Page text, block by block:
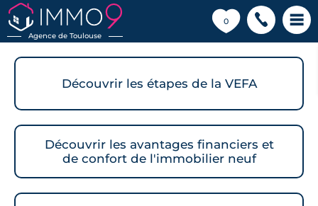
Agence de Toulouse
0
💗
Découvrir les étapes de la VEFA
Découvrir les avantages financiers et
de confort de l'immobilier neuf